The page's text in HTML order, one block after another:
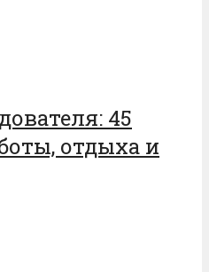
45
отдыха и